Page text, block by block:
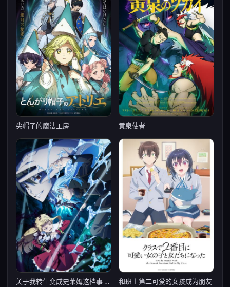
尖帽子的魔法工房 黄泉使者
关于我转生变成史莱姆这档事 第四季 和班上第二可爱的女孩成为朋友